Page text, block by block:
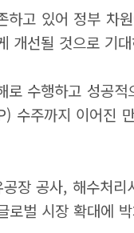
고 있어 정부 차
개선될 것으로 기
수행하고 성공적
수주까지 이어진
장 공사, 해수처
벌 시장 확대에